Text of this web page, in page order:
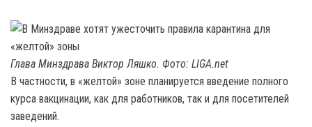
Глава Минздрава Виктор Ляшко. Фото: LIGA.net
В частности, в «желтой» зоне планируется введение полного
курса вакцинации, как для работников, так и для посетителей
заведений.